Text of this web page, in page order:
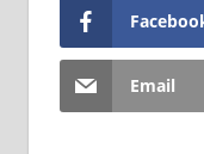
Email